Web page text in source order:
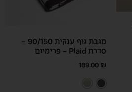
מגבת גוף ענקית 90/150 –
סדרת Plaid – פרימיום
189.00 ₪